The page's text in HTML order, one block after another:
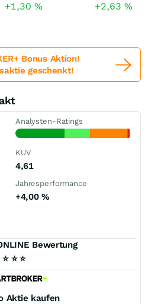
+1,30 % +2,63 %
Bonus Aktion!
geschenkt!
Analysten-Ratings
KUV
4,61
Jahresperformance
+4,00%
Bewertung
⭐ ⭐ ⭐
Aktie kaufen